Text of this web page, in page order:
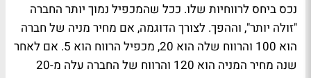
נכס ביחס לרווחיות שלו. ככל שהמכפיל נמוך יותר החברה
"זולה יותר", וההפך. לצורך הדוגמה, אם מחיר מניה של חברה
הוא 100 והרווח שלה הוא 20, מכפיל הרווח הוא 5. אם לאחר
שנה מחיר המניה הוא 120 והרווח של החברה עלה מ-20